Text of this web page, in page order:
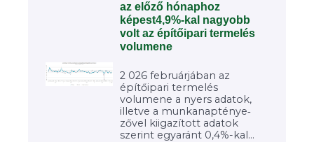
az előző hónaphoz
képest4,9%-kal nagyobb
volt az építőipari termelés
volumene
2 026 februárjában az
építőipari termelés
volumene a nyers adatok,
illetve a munkanapténye‐
zővel kiigazított adatok
szerint egyaránt 0,4%-kal...